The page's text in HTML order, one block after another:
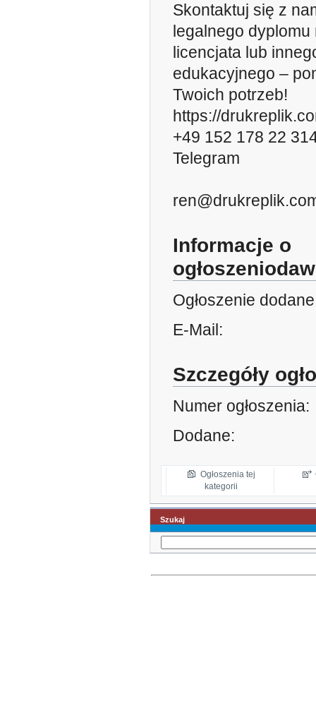
Skontaktuj się z
legalnego
licencjata lub
edukacyjnego –
Twoich potrzeb!
https://
+49 152 178 22
Telegram
Informacje o
Ogłoszenie
E-Mail:
Szczegóły
Numer ogłoszenia:
Dodane:
Ogłoszenia tej
kategorii
Szukaj